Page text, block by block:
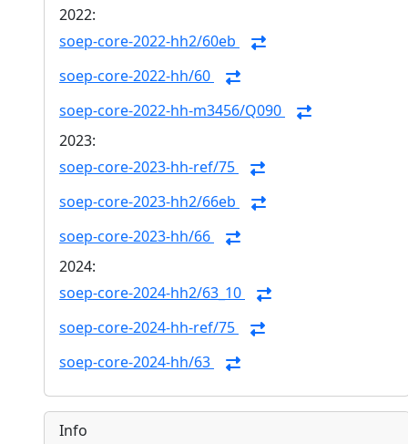
2022:
soep-core-2022-hh2/60eb
soep-core-2022-hh/60
soep-core-2022-hh-m3456/Q090
2023:
soep-core-2023-hh-ref/75
soep-core-2023-hh2/66eb
soep-core-2023-hh/66
2024:
soep-core-2024-hh2/63_10
soep-core-2024-hh-ref/75
soep-core-2024-hh/63
Info